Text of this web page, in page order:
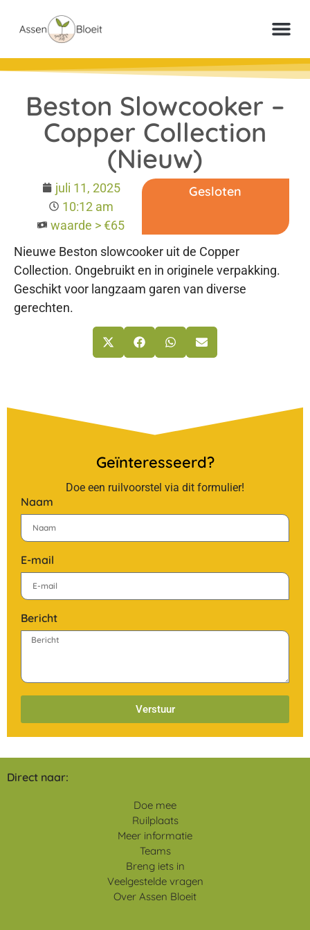
Beston Slowcooker –
Copper Collection
(Nieuw)
Gesloten
juli 11, 2025
10:12 am
waarde > €65
Nieuwe Beston slowcooker uit de Copper
Collection. Ongebruikt en in originele verpakking.
Geschikt voor langzaam garen van diverse
gerechten.
Geïnteresseerd?
Doe een ruilvoorstel via dit formulier!
Naam
E-mail
Bericht
Verstuur
Direct naar:
Doe mee
Ruilplaats
Meer informatie
Teams
Breng iets in
Veelgestelde vragen
Over Assen Bloeit